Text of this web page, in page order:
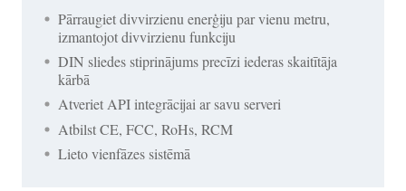
Pārraugiet divvirzienu enerģiju par vienu metru,
izmantojot divvirzienu funkciju
DIN sliedes stiprinājums precīzi iederas skaitītāja
kārbā
Atveriet API integrācijai ar savu serveri
Atbilst CE, FCC, RoHs, RCM
Lieto vienfāzes sistēmā